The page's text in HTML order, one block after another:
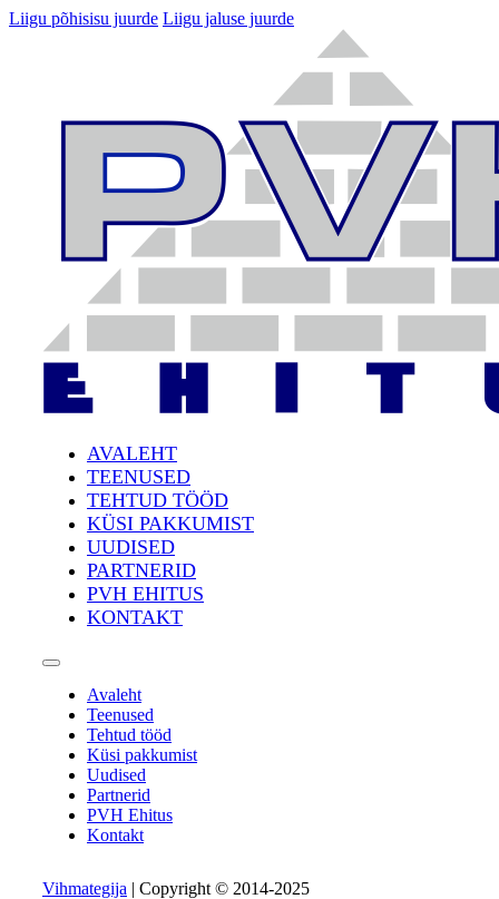
Liigu põhisisu juurde Liigu jaluse juurde
AVALEHT
TEENUSED
TEHTUD TÖÖD
KÜSI PAKKUMIST
UUDISED
PARTNERID
PVH EHITUS
KONTAKT
Avaleht
Teenused
Tehtud tööd
Küsi pakkumist
Uudised
Partnerid
PVH Ehitus
Kontakt
Vihmategija | Copyright © 2014-2025